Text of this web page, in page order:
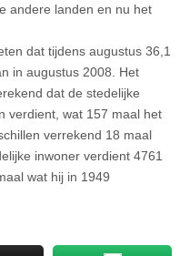
andere landen en nu het
dat tijdens augustus 36,1
in augustus 2008. Het
dat de stedelijke
verdient, wat 157 maal het
verrekend 18 maal
inwoner verdient 4761
wat hij in 1949